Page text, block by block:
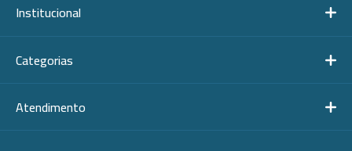
Institucional
Categorias
Atendimento